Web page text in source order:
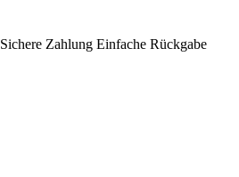
Sichere Zahlung Einfache Rückgabe